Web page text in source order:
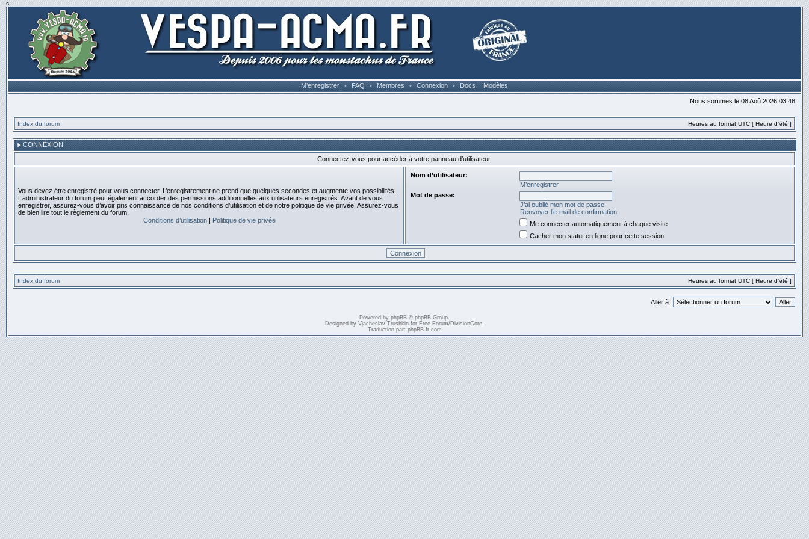
s
M’enregistrer • FAQ • Membres • Connexion • Docs Modèles
Nous sommes le 08 Aoû 2026 03:48
Index du forum Heures au format UTC [ Heure d’été ]
CONNEXION
Connectez-vous pour accéder à votre panneau d’utilisateur.
Vous devez être enregistré pour vous connecter. L’enregistrement ne prend que quelques secondes et augmente vos possibilités.
L’administrateur du forum peut également accorder des permissions additionnelles aux utilisateurs enregistrés. Avant de vous
enregistrer, assurez-vous d’avoir pris connaissance de nos conditions d’utilisation et de notre politique de vie privée. Assurez-vous
de bien lire tout le règlement du forum.
Conditions d’utilisation| Politique de vie privée
Nom d’utilisateur:
M’enregistrer
Mot de passe:
J’ai oublié mon mot de passe
Renvoyer l’e-mail de confirmation
Me connecter automatiquement à chaque visite
Cacher mon statut en ligne pour cette session
Index du forum Heures au format UTC [ Heure d’été ]
Aller à:
Powered by phpBB © phpBB Group.
Designed by Vjacheslav Trushkin for Free Forum/DivisionCore.
Traduction par: phpBB-fr.com